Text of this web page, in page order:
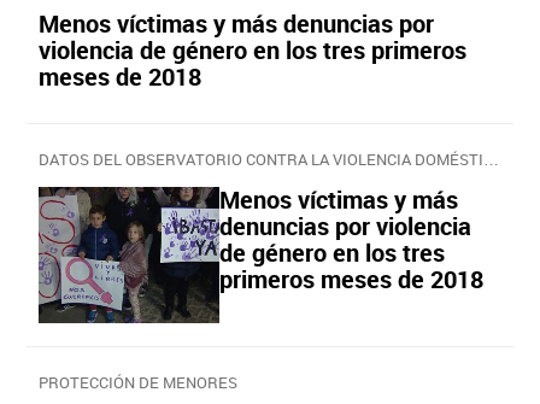
Menos víctimas y más denuncias por
violencia de género en los tres primeros
meses de 2018
DATOS DEL OBSERVATORIO CONTRA LA VIOLENCIA DOMÉSTICA Y DE GÉNERO DEL PODER JUDICIAL
Menos víctimas y más
denuncias por violencia
de género en los tres
primeros meses de 2018
PROTECCIÓN DE MENORES